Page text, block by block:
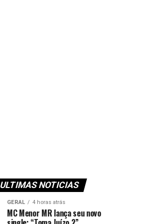
ULTIMAS NOTICIAS
GERAL 4 horas atrás
MC Menor MR lança seu novo